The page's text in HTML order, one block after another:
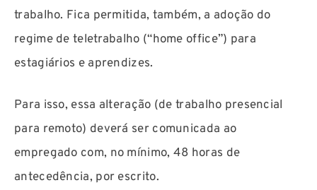
trabalho. Fica permitida, também, a adoção do
regime de teletrabalho (“home office”) para
estagiários e aprendizes.
Para isso, essa alteração (de trabalho presencial
para remoto) deverá ser comunicada ao
empregado com, no mínimo, 48 horas de
antecedência, por escrito.